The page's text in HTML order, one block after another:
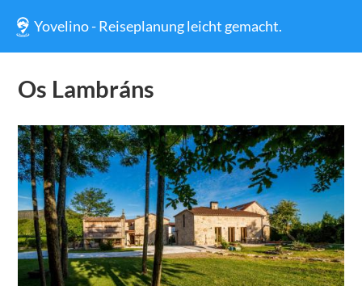
Yovelino - Reiseplanung leicht gemacht.
Os Lambráns